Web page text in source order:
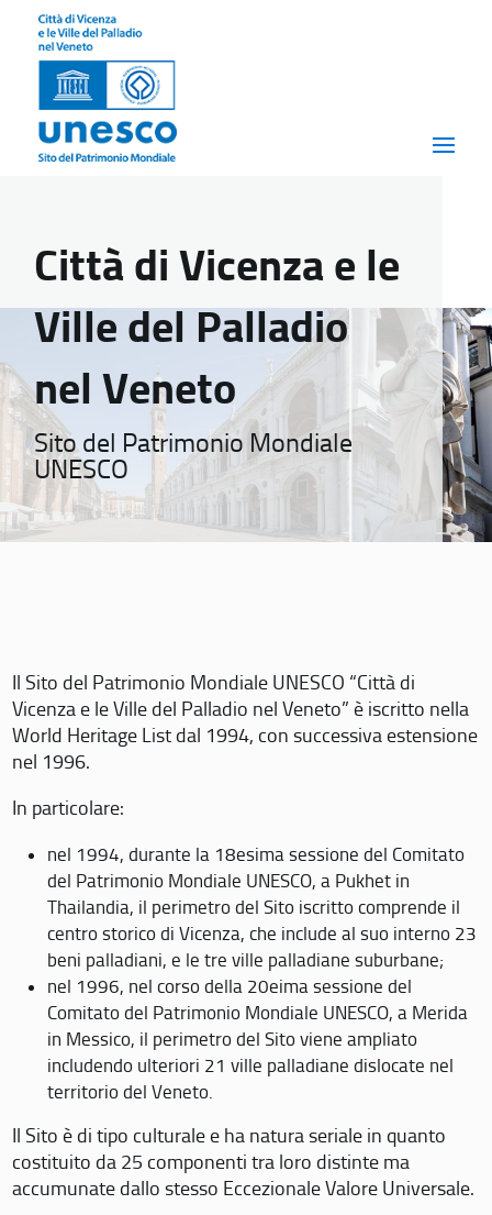
Città di Vicenza e le
Ville del Palladio
nel Veneto
Sito del Patrimonio Mondiale
UNESCO
Il Sito del Patrimonio Mondiale UNESCO “Città di
Vicenza e le Ville del Palladio nel Veneto” è iscritto nella
World Heritage List dal 1994, con successiva estensione
nel 1996.
In particolare:
nel 1994, durante la 18esima sessione del Comitato
del Patrimonio Mondiale UNESCO, a Pukhet in
Thailandia, il perimetro del Sito iscritto comprende il
centro storico di Vicenza, che include al suo interno 23
beni palladiani, e le tre ville palladiane suburbane;
nel 1996, nel corso della 20eima sessione del
Comitato del Patrimonio Mondiale UNESCO, a Merida
in Messico, il perimetro del Sito viene ampliato
includendo ulteriori 21 ville palladiane dislocate nel
territorio del Veneto.
Il Sito è di tipo culturale e ha natura seriale in quanto
costituito da 25 componenti tra loro distinte ma
accumunate dallo stesso Eccezionale Valore Universale.